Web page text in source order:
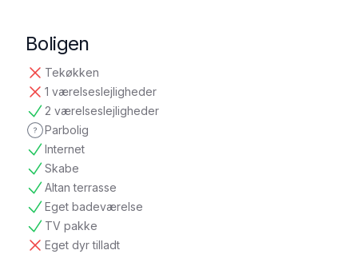
Boligen
Tekøkken
ikke tilgængelig
1 værelseslejligheder
ikke tilgængelig
2 værelseslejligheder
tilgængelig
Parbolig
ikke oplyst
Internet
tilgængelig
Skabe
tilgængelig
Altan terrasse
tilgængelig
Eget badeværelse
tilgængelig
TV pakke
tilgængelig
Eget dyr tilladt
ikke tilgængelig